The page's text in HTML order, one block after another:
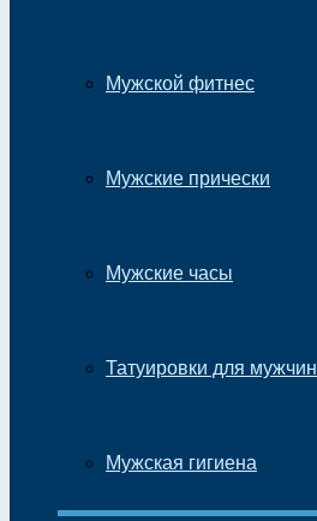
Мужской фитнес
Мужские прически
Мужские часы
Татуировки для мужчин
Мужская гигиена